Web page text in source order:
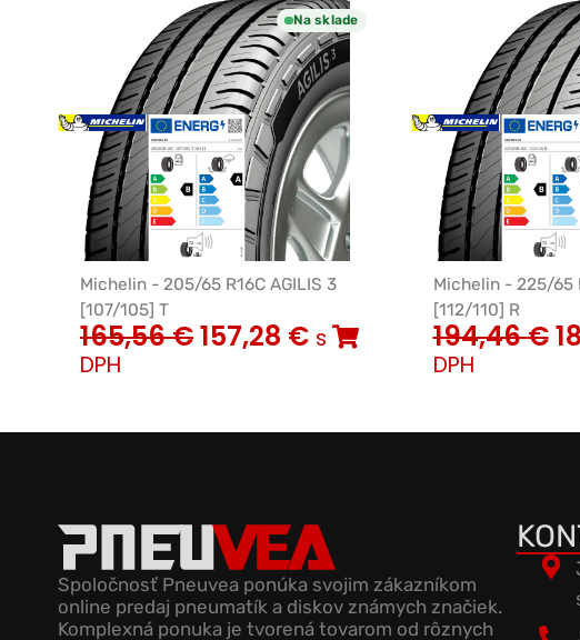
Na sklade
Michelin - 205/65 R16C AGILIS 3
[107/105] T
165,56€157,28 € s
DPH
Michelin - 225/65
[112/110] R
194,46€
DPH
Spoločnosť Pneuvea ponúka svojim zákazníkom
online predaj pneumatík a diskov známych značiek.
Komplexná ponuka je tvorená tovarom od rôznych